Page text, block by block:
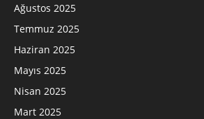
Ağustos 2025
Temmuz 2025
Haziran 2025
Mayıs 2025
Nisan 2025
Mart 2025